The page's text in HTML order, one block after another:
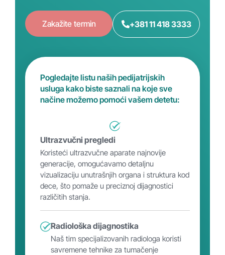
Zakažite termin +381 11 418 3333
Pogledajte listu naših pedijatrijskih
usluga kako biste saznali na koje sve
načine možemo pomoći vašem detetu:
Ultrazvučni pregledi
Koristeći ultrazvučne aparate najnovije
generacije, omogućavamo detaljnu
vizualizaciju unutrašnjih organa i struktura kod
dece, što pomaže u preciznoj dijagnostici
različitih stanja.
Radiološka dijagnostika
Naš tim specijalizovanih radiologa koristi
savremene tehnike za tumačenje